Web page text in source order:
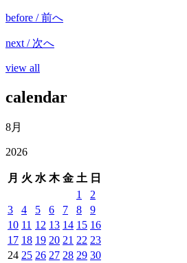
before / 前へ
next / 次へ
view all
calendar
8月
2026
月 火 水 木 金 土 日
1
2
3
4 5 6 7 8
9
10 11 12 13 14 15 16
17 18 19 20 21 22 23
24 25 26 27 28 29 30